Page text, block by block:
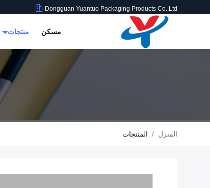
Dongguan Yuantuo Packaging Products Co.,Ltd
مسكن منتجات
المنزل / المنتجات